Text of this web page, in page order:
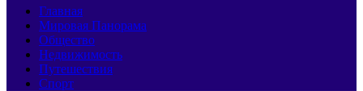
Главная
Мировая Панорама
Общество
Недвижимость
Путешествия
Спорт